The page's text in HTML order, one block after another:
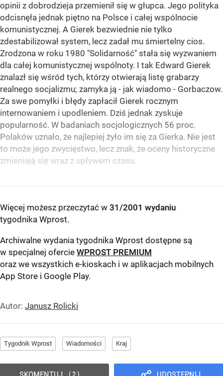
opinii z dobrodzieja przemienił się w głupca. Jego polityka
odcisnęła jednak piętno na Polsce i całej wspólnocie
komunistycznej. A Gierek bezwiednie nie tylko
zdestabilizował system, lecz zadał mu śmiertelny cios.
Zrodzona w roku 1980 "Solidarność" stała się wyzwaniem
dla całej komunistycznej wspólnoty. I tak Edward Gierek
znalazł się wśród tych, którzy otwierają listę grabarzy
realnego socjalizmu; zamyka ją - jak wiadomo - Gorbaczow.
Za swe pomyłki i błędy zapłacił Gierek rocznym
internowaniem i upodleniem. Dziś jednak zyskuje
popularność. W badaniach socjologicznych 56 proc.
Polaków uznało, że najlepiej żyło im się za Gierka. Nie jest
to może jego zwycięstwo, lecz znak, że oceny historyczne
zmieniają się wraz z upływem czasu.
Więcej możesz przeczytać w 31/2001 wydaniu
tygodnika Wprost.
Archiwalne wydania tygodnika Wprost dostępne są
w specjalnej ofercie WPROST PREMIUM
oraz we wszystkich e-kioskach i w aplikacjach mobilnych
App Store i Google Play.
Autor: Janusz Rolicki
Tygodnik Wprost Wiadomości Kraj